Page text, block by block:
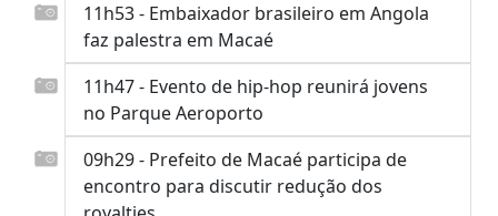
11h53 - Embaixador brasileiro em Angola
faz palestra em Macaé
11h47 - Evento de hip-hop reunirá jovens
no Parque Aeroporto
09h29 - Prefeito de Macaé participa de
encontro para discutir redução dos